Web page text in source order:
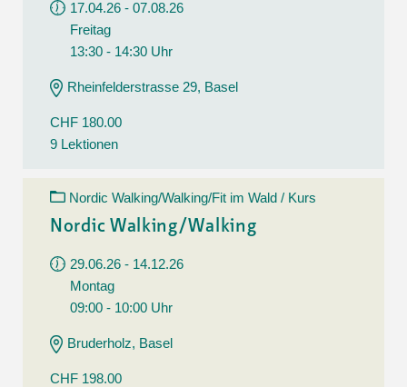
17.04.26 - 07.08.26
Freitag
13:30 - 14:30 Uhr
Rheinfelderstrasse 29, Basel
CHF 180.00
9 Lektionen
Nordic Walking/Walking/Fit im Wald / Kurs
Nordic Walking/Walking
29.06.26 - 14.12.26
Montag
09:00 - 10:00 Uhr
Bruderholz, Basel
CHF 198.00